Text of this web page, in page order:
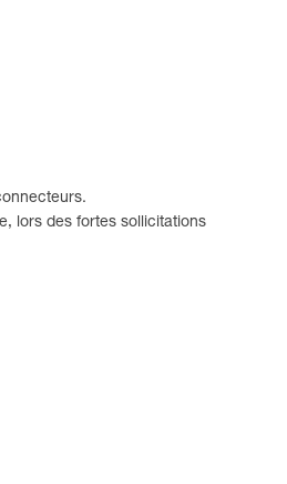
lors des fortes sollicitations